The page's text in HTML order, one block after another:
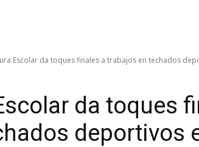
Escolar da toques finales a trabajos en techados
da toques
deportivos